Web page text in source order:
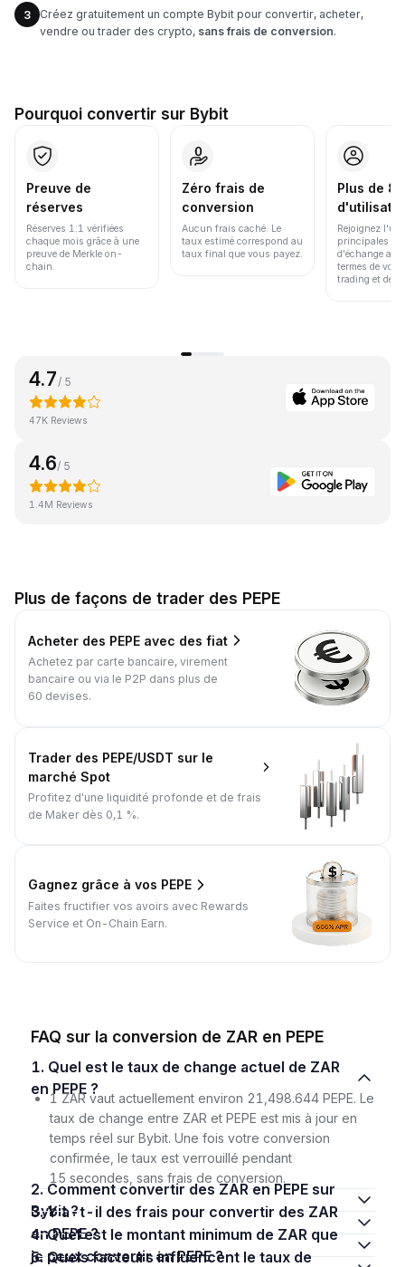
3
Créez gratuitement un compte Bybit pour convertir, acheter,
vendre ou trader des crypto, sans frais de conversion.
Pourquoi convertir sur Bybit
Preuve de
réserves
Réserves 1:1 vérifiées
chaque mois grâce à une
preuve de Merkle on-
chain.
Zéro frais de
conversion
Aucun frais caché. Le
taux estimé correspond au
taux final que vous payez.
Plus de
Rejoignez
principales
d'échange au
termes de
trading et de
4.7 / 5
47K Reviews
4.6/ 5
1.4M Reviews
Plus de façons de trader des PEPE
Acheter des PEPE avec des fiat
Achetez par carte bancaire, virement
bancaire ou via le P2P dans plus de
60 devises.
Trader des PEPE/USDT sur le
marché Spot
Profitez d'une liquidité profonde et de frais
de Maker dès 0,1 %.
Gagnez grâce à vos PEPE
Faites fructifier vos avoirs avec Rewards
Service et On-Chain Earn.
FAQ sur la conversion de ZAR en PEPE
1. Quel est le taux de change actuel de ZAR
en PEPE ?
1 ZAR vaut actuellement environ 21,498.644 PEPE. Le
taux de change entre ZAR et PEPE est mis à jour en
temps réel sur Bybit. Une fois votre conversion
confirmée, le taux est verrouillé pendant
15 secondes, sans frais de conversion.
2. Comment convertir des ZAR en PEPE sur
Bybit ?
3. Y a-t-il des frais pour convertir des ZAR
en PEPE ?
4. Quel est le montant minimum de ZAR que
je peux convertir en PEPE ?
5. Quels facteurs influencent le taux de